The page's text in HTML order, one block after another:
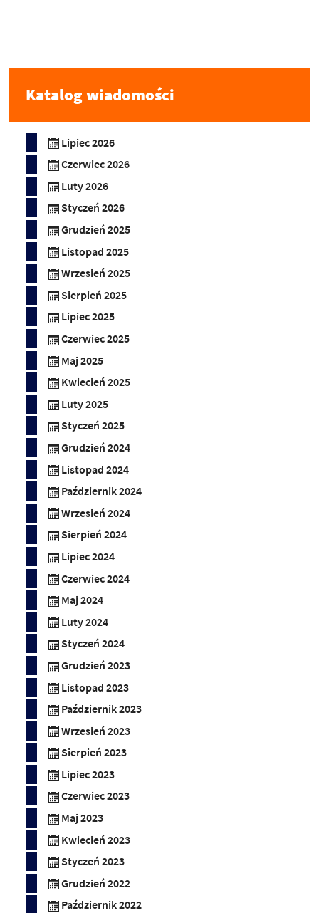
Katalog wiadomości
Lipiec 2026
Czerwiec 2026
Luty 2026
Styczeń 2026
Grudzień 2025
Listopad 2025
Wrzesień 2025
Sierpień 2025
Lipiec 2025
Czerwiec 2025
Maj 2025
Kwiecień 2025
Luty 2025
Styczeń 2025
Grudzień 2024
Listopad 2024
Październik 2024
Wrzesień 2024
Sierpień 2024
Lipiec 2024
Czerwiec 2024
Maj 2024
Luty 2024
Styczeń 2024
Grudzień 2023
Listopad 2023
Październik 2023
Wrzesień 2023
Sierpień 2023
Lipiec 2023
Czerwiec 2023
Maj 2023
Kwiecień 2023
Styczeń 2023
Grudzień 2022
Październik 2022